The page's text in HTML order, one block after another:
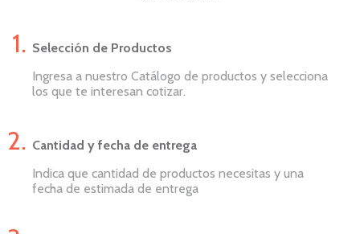
Selección de Productos
Ingresa a nuestro Catálogo de productos y selecciona
los que te interesan cotizar.
Cantidad y fecha de entrega
Indica que cantidad de productos necesitas y una
fecha de estimada de entrega